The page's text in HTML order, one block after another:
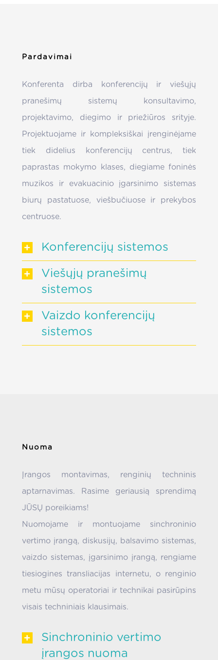
Pardavimai
Konferenta dirba konferencijų ir viešųjų
pranešimų sistemų konsultavimo,
projektavimo, diegimo ir priežiūros srityje.
Projektuojame ir kompleksiškai įrenginėjame
tiek didelius konferencijų centrus, tiek
paprastas mokymo klases, diegiame foninės
muzikos ir evakuacinio įgarsinimo sistemas
biurų pastatuose, viešbučiuose ir prekybos
centruose.
Konferencijų sistemos
Viešųjų pranešimų
sistemos
Vaizdo konferencijų
sistemos
Nuoma
Įrangos montavimas, renginių techninis
aptarnavimas. Rasime geriausią sprendimą
JŪSŲ poreikiams!
Nuomojame ir montuojame sinchroninio
vertimo įrangą, diskusijų, balsavimo sistemas,
vaizdo sistemas, įgarsinimo įrangą, rengiame
tiesiogines transliacijas internetu, o renginio
metu mūsų operatoriai ir technikai pasirūpins
visais techniniais klausimais.
Sinchroninio vertimo
įrangos nuoma